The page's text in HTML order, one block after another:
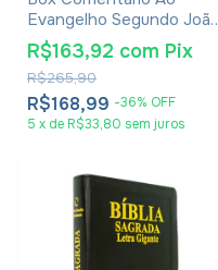
Evangelho Segundo João
- Raymond Brown - 2
Volumes
R$168,99 -36% OFF
R$265,90
R$163,92 com Pix
5 x de R$33,80 sem juros